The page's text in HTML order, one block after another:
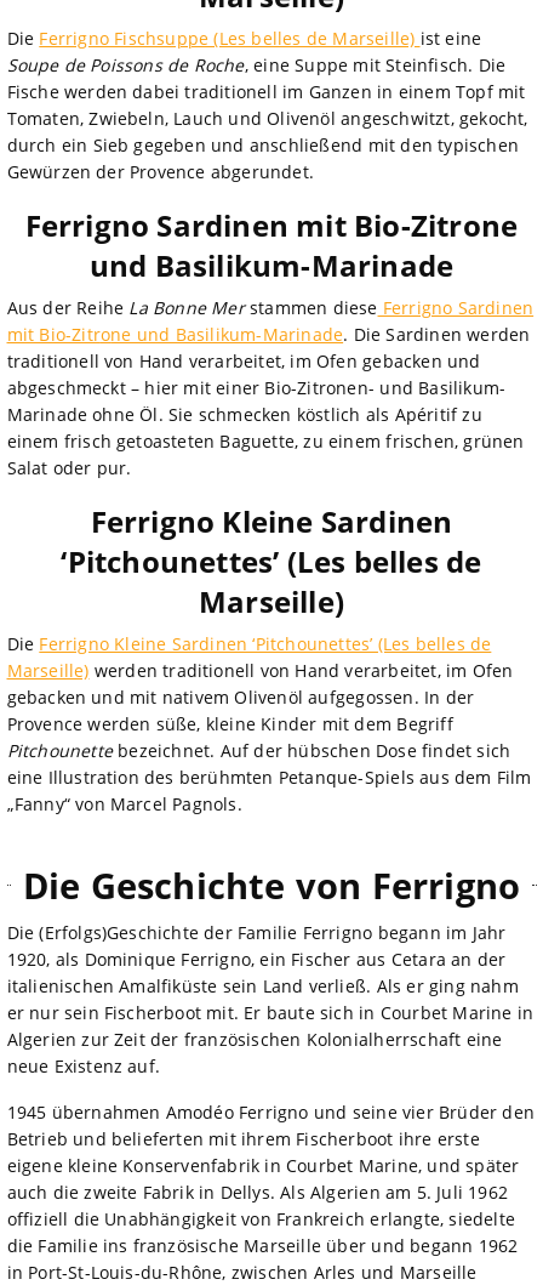
Die Ferrigno Fischsuppe (Les belles de Marseille) ist eine
Soupe de Poissons de Roche, eine Suppe mit Steinfisch. Die
Fische werden dabei traditionell im Ganzen in einem Topf mit
Tomaten, Zwiebeln, Lauch und Olivenöl angeschwitzt, gekocht,
durch ein Sieb gegeben und anschließend mit den typischen
Gewürzen der Provence abgerundet.
Ferrigno Sardinen mit Bio-Zitrone
und Basilikum-Marinade
Aus der Reihe La Bonne Merstammen diese Ferrigno Sardinen
mit Bio-Zitrone und Basilikum-Marinade. Die Sardinen werden
traditionell von Hand verarbeitet, im Ofen gebacken und
abgeschmeckt – hier mit einer Bio-Zitronen- und Basilikum-
Marinade ohne Öl. Sie schmecken köstlich als Apéritif zu
einem frisch getoasteten Baguette, zu einem frischen, grünen
Salat oder pur.
Ferrigno Kleine Sardinen
‘Pitchounettes’ (Les belles de
Marseille)
Die Ferrigno Kleine Sardinen ‘Pitchounettes’ (Les belles de
Marseille) werden traditionell von Hand verarbeitet, im Ofen
gebacken und mit nativem Olivenöl aufgegossen. In der
Provence werden süße, kleine Kinder mit dem Begriff
Pitchounettebezeichnet. Auf der hübschen Dose findet sich
eine Illustration des berühmten Petanque-Spiels aus dem Film
„Fanny“ von Marcel Pagnols.
Die Geschichte von Ferrigno
Die (Erfolgs)Geschichte der Familie Ferrigno begann im Jahr
1920, als Dominique Ferrigno, ein Fischer aus Cetara an der
italienischen Amalfiküste sein Land verließ. Als er ging nahm
er nur sein Fischerboot mit. Er baute sich in Courbet Marine in
Algerien zur Zeit der französischen Kolonialherrschaft eine
neue Existenz auf.
1945 übernahmen Amodéo Ferrigno und seine vier Brüder den
Betrieb und belieferten mit ihrem Fischerboot ihre erste
eigene kleine Konservenfabrik in Courbet Marine, und später
auch die zweite Fabrik in Dellys. Als Algerien am 5. Juli 1962
offiziell die Unabhängigkeit von Frankreich erlangte, siedelte
die Familie ins französische Marseille über und begann 1962
in Port-St-Louis-du-Rhône, zwischen Arles und Marseille